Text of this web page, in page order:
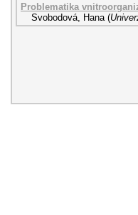
Problematika
Svobodová, Hana (